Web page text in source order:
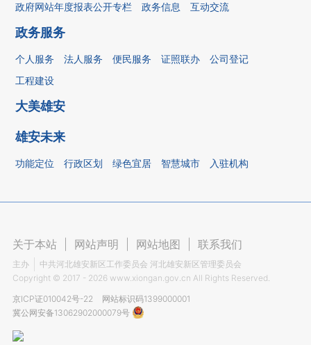
政府网站年度报表公开专栏
政务信息 互动交流
政务服务
个人服务 法人服务 便民服务 证照联办
公司登记
工程建设
大美雄安
雄安未来
功能定位 行政区划 绿色宜居 智慧城市 入驻机构
关于本站 网站声明 网站地图 联系我们
主办
中共河北雄安新区工作委员会 河北雄安新区管理委员会
Copyright © 2017 - 2026 www.xiongan.gov.cn All Rights Reserved.
京ICP证010042号-22
网站标识码1399000001
冀公网安备13062902000079号